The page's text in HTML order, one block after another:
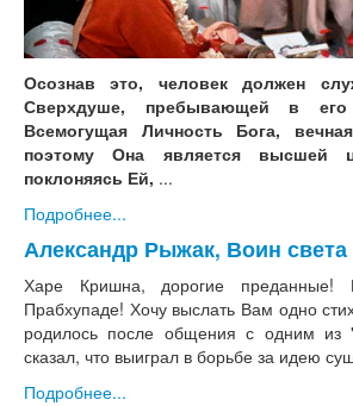
Осознав это, человек должен
Сверхдуше, пребывающей в
Всемогущая Личность Бога,
поэтому Она является высшей
поклоняясь Ей, ...
Подробнее...
Александр Рыжак, Воин света
Харе Кришна, дорогие
Прабхупаде! Хочу выслать Вам одно
родилось после общения с одним из
сказал, что выиграл в борьбе за идею
Подробнее...